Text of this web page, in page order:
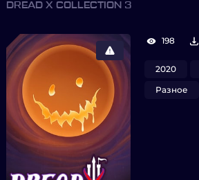
DREAD X COLLECTION 3
198
2020
Разное